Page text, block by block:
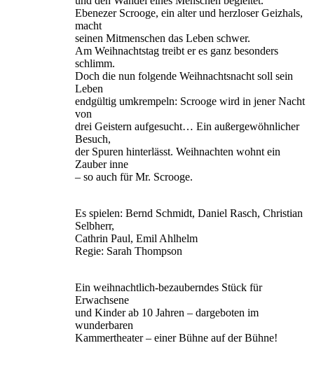
Ebenezer Scrooge, ein alter und herzloser Geizhals,
macht
seinen Mitmenschen das Leben schwer.
Am Weihnachtstag treibt er es ganz besonders
schlimm.
Doch die nun folgende Weihnachtsnacht soll sein
Leben
endgültig umkrempeln: Scrooge wird in jener Nacht
von
drei Geistern aufgesucht… Ein außergewöhnlicher
Besuch,
der Spuren hinterlässt. Weihnachten wohnt ein
Zauber inne
– so auch für Mr. Scrooge.
Es spielen: Bernd Schmidt, Daniel Rasch, Christian
Selbherr,
Cathrin Paul, Emil Ahlhelm
Regie: Sarah Thompson
Ein weihnachtlich-bezauberndes Stück für
Erwachsene
und Kinder ab 10 Jahren – dargeboten im
wunderbaren
Kammertheater – einer Bühne auf der Bühne!